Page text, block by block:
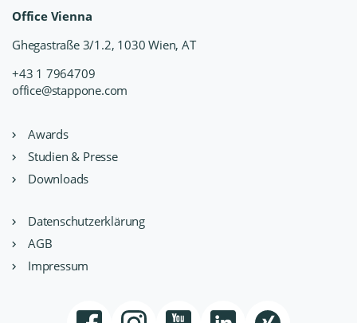
Office Vienna
Ghegastraße 3/1.2, 1030 Wien, AT
+43 1 7964709
office@stappone.com
Awards
Studien & Presse
Downloads
Datenschutzerklärung
AGB
Impressum